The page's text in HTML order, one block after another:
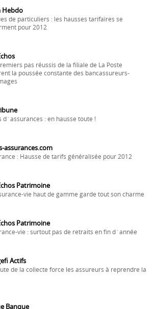
Hebdo
de particuliers : les hausses tarifaires se
pour 2012
pas réussis de la filiale de La Poste
la poussée constante des bancassureurs-
d´assurances : en hausse toute !
assurances.com
: Hausse de tarifs généralisée pour 2012
Patrimoine
vie haut de gamme garde tout son charme
Patrimoine
vie : surtout pas de retraits en fin d´année
Actifs
de la collecte force les assureurs à reprendre la
Banque